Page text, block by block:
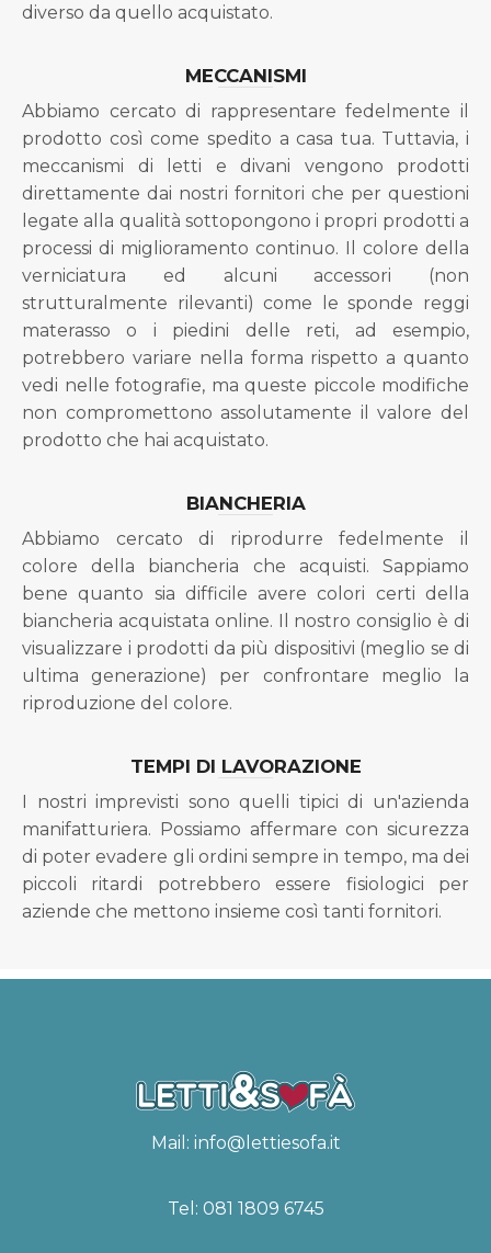
diverso da quello acquistato.
MECCANISMI
Abbiamo cercato di rappresentare fedelmente il
prodotto così come spedito a casa tua. Tuttavia, i
meccanismi di letti e divani vengono prodotti
direttamente dai nostri fornitori che per questioni
legate alla qualità sottopongono i propri prodotti a
processi di miglioramento continuo. Il colore della
verniciatura ed alcuni accessori (non
strutturalmente rilevanti) come le sponde reggi
materasso o i piedini delle reti, ad esempio,
potrebbero variare nella forma rispetto a quanto
vedi nelle fotografie, ma queste piccole modifiche
non compromettono assolutamente il valore del
prodotto che hai acquistato.
BIANCHERIA
Abbiamo cercato di riprodurre fedelmente il
colore della biancheria che acquisti. Sappiamo
bene quanto sia difficile avere colori certi della
biancheria acquistata online. Il nostro consiglio è di
visualizzare i prodotti da più dispositivi (meglio se di
ultima generazione) per confrontare meglio la
riproduzione del colore.
TEMPI DI LAVORAZIONE
I nostri imprevisti sono quelli tipici di un'azienda
manifatturiera. Possiamo affermare con sicurezza
di poter evadere gli ordini sempre in tempo, ma dei
piccoli ritardi potrebbero essere fisiologici per
aziende che mettono insieme così tanti fornitori.
Mail: info@lettiesofa.it
Tel: 081 1809 6745